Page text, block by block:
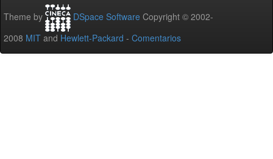
Theme by DSpace Software Copyright © 2002-
2008 MIT and Hewlett-Packard - Comentarios